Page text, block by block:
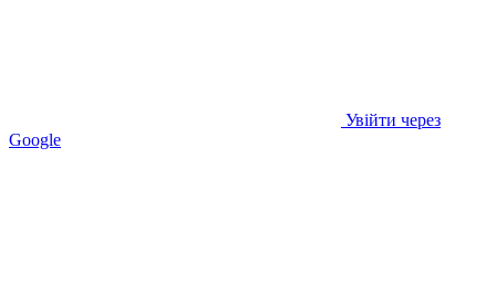
Увійти через
Google